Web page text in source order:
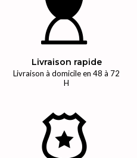
Livraison rapide
Livraison à domicile en 48 à 72
H